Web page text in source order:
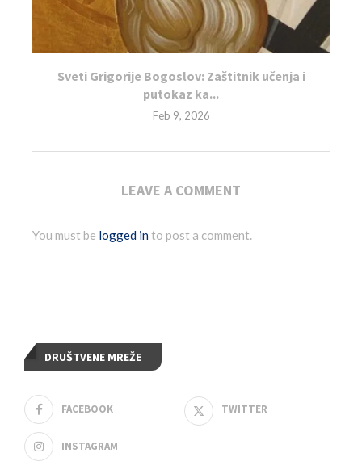
Sveti Grigorije Bogoslov: Zaštitnik učenja i
putokaz ka...
Feb 9, 2026
LEAVE A COMMENT
You must be logged into post a comment.
DRUŠTVENE MREŽE
FACEBOOK TWITTER
INSTAGRAM